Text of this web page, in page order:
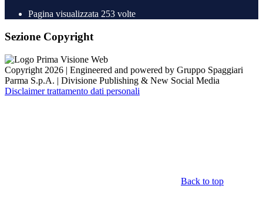
Pagina visualizzata 253 volte
Sezione Copyright
Copyright 2026 | Engineered and powered by Gruppo Spaggiari
Parma S.p.A. | Divisione Publishing & New Social Media
Disclaimer trattamento dati personali
Back to top